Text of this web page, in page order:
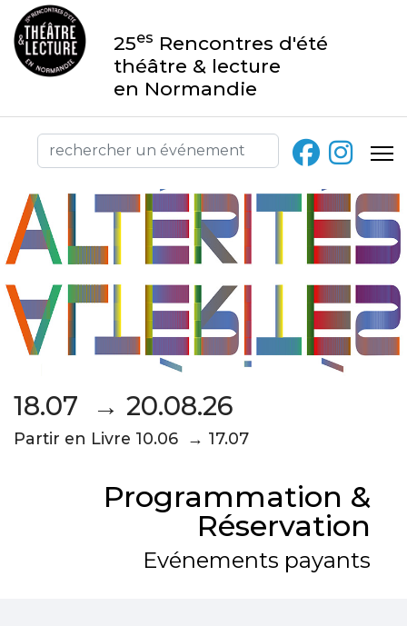
25es Rencontres d'été
théâtre & lecture
en Normandie
18.07 → 20.08.26
Partir en Livre 10.06 → 17.07
Programmation &
Réservation
Evénements payants